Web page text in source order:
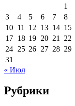
1
3
4 5 6 7 8
10 11 12 13 14 15
17 18 19 20 21 22
24 25 26 27 28 29
31
« Июл
Рубрики